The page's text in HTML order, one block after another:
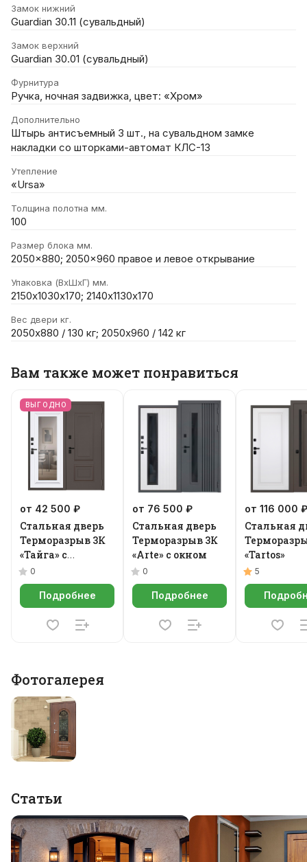
Замок нижний
Guardian 30.11 (сувальдный)
Замок верхний
Guardian 30.01 (сувальдный)
Фурнитура
Ручка, ночная задвижка, цвет: «Хром»
Дополнительно
Штырь антисъемный 3 шт., на сувальдном замке
накладки со шторками-автомат КЛС-13
Утепление
«Ursa»
Толщина полотна мм.
100
Размер блока мм.
2050x880; 2050x960 правое и левое открывание
Упаковка (ВхШхГ) мм.
2150х1030х170; 2140х1130х170
Вес двери кг.
2050х880 / 130 кг; 2050х960 / 142 кг
Вам также может понравиться
ВЫГОДНО
от 42 500 ₽
Стальная дверь
Терморазрыв 3К
«Тайга» с
зеркалом
0
Подробнее
от 76 500 ₽
Стальная дверь
Терморазрыв 3К
«Arte» с окном
0
Подробнее
от 116 000 ₽
Стальная
«Tartos»
5
Фотогалерея
Статьи